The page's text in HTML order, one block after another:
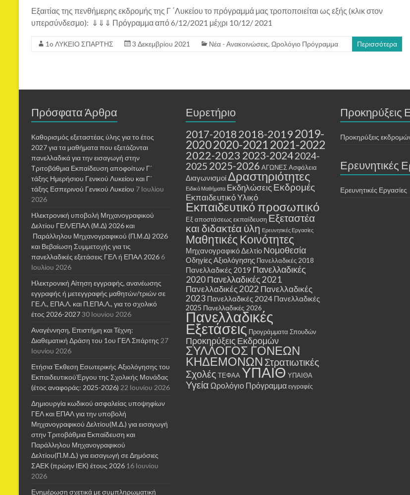
Εξαιτίας της πενθήμερης εκδρομής της Γ ΄Λυκείου το πρόγραμμά μας τροποποιείται ως εξής (κλικ στον
υπερσύνδεσμο): ⇓⇓⇓ Πρόγραμμα από 6/12/2021 μέχρι 10/12/ 2021
1o ΛΥΚΕΙΟ ΣΠΑΡΤΗΣ 3 Δεκεμβρίου 2021 Νέα - Ανακοινώσεις, Ωρολόγιο Πρόγραμμα Περισσότερα
Πρόσφατα Άρθρα
Καθορισμός εξεταστέας ύλης για το έτος
2027 για τα μαθήματα που εξετάζονται
πανελλαδικά για την εισαγωγή στην
Τριτοβάθμια Εκπαίδευση αποφοίτων Γ΄
τάξης Ημερήσιου Γενικού Λυκείου και Γ΄
τάξης Εσπερινού Γενικού Λυκείου 7 Ιουλίου
2026
Ηλεκτρονική υποβολή Μηχανογραφικού
Δελτίου ΓΕΛ/ΕΠΑΛ (Μ.Δ) 2026 και
Παράλληλου Μηχανογραφικού (Π.Μ.Δ) 2026
και Βεβαίωση Συμμετοχής για τις
πανελλαδικές εξετάσεις ΓΕΛ ή ΕΠΑΛ 2026 6
Ιουλίου 2026
Ηλεκτρονική Αίτηση εγγραφής, ανανέωσης
εγγραφής ή μετεγγραφής μαθητών/τριών σε
ΓΕ.Λ., ΕΠΑ.Λ. και Π.ΕΠΑ.Λ., για το σχολικό
έτος 2026-202730 Ιουνίου 2026
Αναγέννηση, Επιστήμη και Τέχνη:
Διαθεματική Δράση του 1ου ΓΕΛ Σπάρτης 27
Ιουνίου 2026
Ετήσια Έκθεση Εσωτερικής Αξιολόγησης του
ΕκπαιδευτικούΈργου της Σχολικής Μονάδας
(έτος αναφοράς: 2025-2026) 22 Ιουνίου 2026
Δημιουργία κωδικού ασφαλείας υποψηφίων
ΓΕΛ και ΕΠΑΛ για την υποβολή
Μηχανογραφικού Δελτίου(Μ.Δ.) για εισαγωγή
στην Τριτοβάθμια Εκπαίδευση και
Παράλληλου Μηχανογραφικού
Δελτίου(Π.Μ.Δ.) για εισαγωγή σε Δημόσιες
ΣΑΕΚ (πρώην ΙΕΚ) έτους 2026 16 Ιουνίου
2026
Ενημέρωση σχετικά με συμπληρωματική
Ευρετήριο
2017-2018 2018-20192019-
20202020-2021 2021-2022
2022-2023 2023-20242024-
2025 2025-2026 ΑΓΩΝΕΣ Ασφάλεια
Διαγωνισμοί Δραστηριότητες
Ειδικά Μαθήματα Εκδηλώσεις Εκδρομές
Εκπαιδευτικό Υλικό
Εκπαιδευτικό προσωπικό
Εξ αποστάσεως εκπαίδευση Εξεταστέα
και διδακτέα ύλη Ερευνητικές Εργασίες
Μαθητικές Κοινότητες
Μηχανογραφικό Δελτίο Νομοθεσία
Οδηγίες Αξιολόγησης Πανελλαδικές 2018
Πανελλαδικές 2019 Πανελλαδικές
2020Πανελλαδικές 2021
Πανελλαδικές 2022 Πανελλαδικές
2023 Πανελλαδικές 2024 Πανελλαδικές
2025 Πανελλαδικές 2026
Πανελλαδικές
Εξετάσεις Προγράμματα Σπουδών
Προκηρύξεις Εκδρομών
ΣΥΛΛΟΓΟΣ ΓΟΝΕΩΝ
ΚΗΔΕΜΟΝΩΝ Στρατιωτικές
Σχολές ΤΕΦΑΑ ΥΠΑΙΘ ΥΠΑΙΘΑ
Υγεία Ωρολόγιο Πρόγραμμα εγγραφές
Προκηρύξεις
Προκηρύξεις
Ερευνητικές
Ερευνητικές Εργασίες